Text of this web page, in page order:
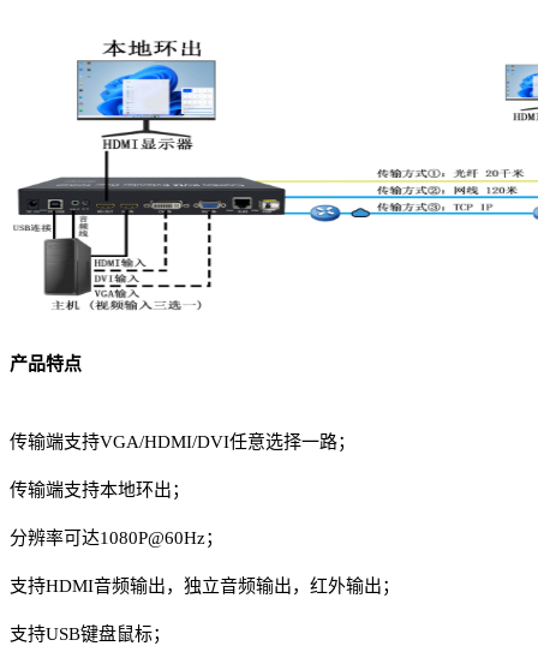
产品特点
传输端支持VGA/HDMI/DVI任意选择一路；
传输端支持本地环出；
分辨率可达1080P@60Hz；
支持HDMI音频输出，独立音频输出，红外输出；
支持USB键盘鼠标；